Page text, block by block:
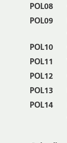
POL08
POL09
POL10
POL11
POL12
POL13
POL14